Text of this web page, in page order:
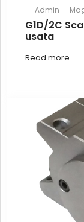
ByAdmin
on
G1D/2C
usata
Read more